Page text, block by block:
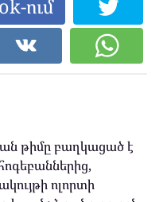
ում
թիմը բաղկացած է
ոլորտի